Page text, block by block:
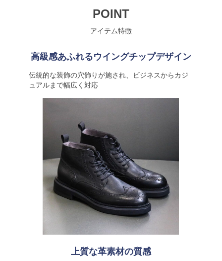
POINT
アイテム特徴
高級感あふれるウイングチップデザイン
伝統的な装飾の穴飾りが施され、ビジネスからカジ
ュアルまで幅広く対応
上質な革素材の質感